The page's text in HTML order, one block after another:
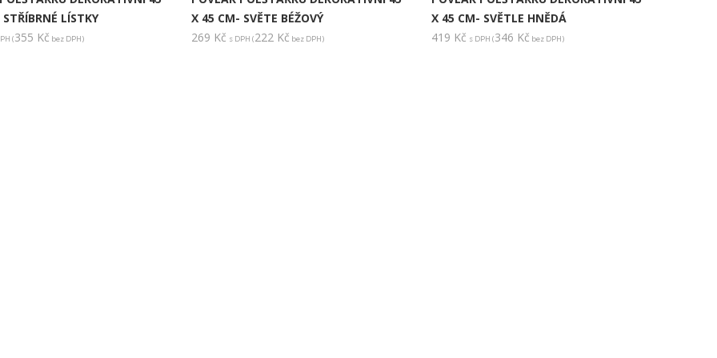
LÍSTKY
(355 Kč bez DPH)
X 45 CM- SVĚTE BÉŽOVÝ
269 Kč s DPH (222 Kč bez DPH)
X 45 CM- SVĚTLE HNĚDÁ
419 Kč s DPH (346 Kč bez DPH)